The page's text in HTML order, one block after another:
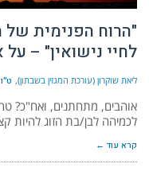
"הרוח הפנימית של
לחיי נישואין" –
ליאת שוקרון (עורכת המגזין בשבתון)
אוהבים, מתחתנים, ואח"כ?
לכמיהה לבן/בת הזוג להיות
קרא עוד ←